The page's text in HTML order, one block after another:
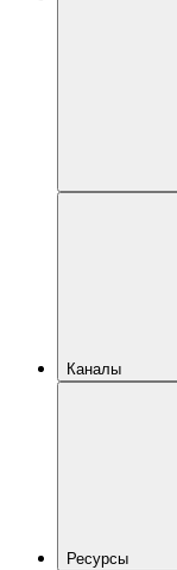
Каналы
Ресурсы